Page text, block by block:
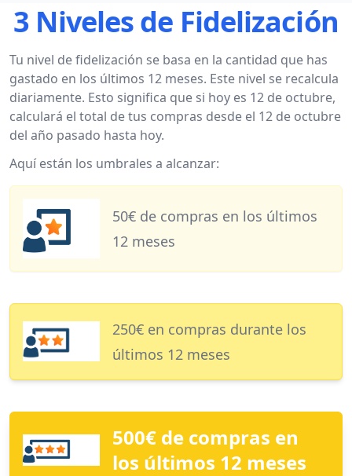
3 Niveles de Fidelización
Tu nivel de fidelización se basa en la cantidad que has
gastado en los últimos 12 meses. Este nivel se recalcula
diariamente. Esto significa que si hoy es 12 de octubre,
calculará el total de tus compras desde el 12 de octubre
del año pasado hasta hoy.
Aquí están los umbrales a alcanzar:
50€ de compras en los últimos
12 meses
250€ en compras durante los
últimos 12 meses
500€ de compras en
los últimos 12 meses